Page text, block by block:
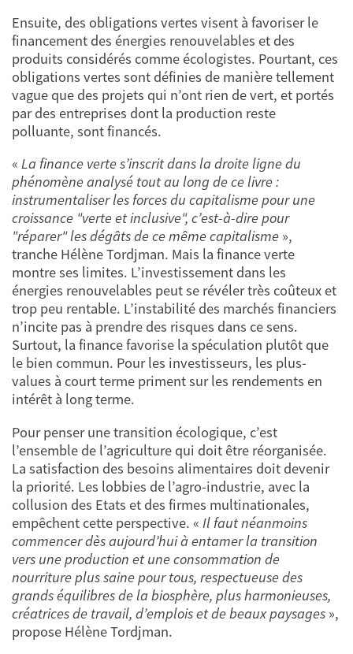
Ensuite, des obligations vertes visent à favoriser le
financement des énergies renouvelables et des
produits considérés comme écologistes. Pourtant, ces
obligations vertes sont définies de manière tellement
vague que des projets qui n’ont rien de vert, et portés
par des entreprises dont la production reste
polluante, sont financés.
« La finance verte s’inscrit dans la droite ligne du
phénomène analysé tout au long de ce livre :
instrumentaliser les forces du capitalisme pour une
croissance "verte et inclusive", c’est-à-dire pour
"réparer" les dégâts de ce même capitalisme »,
tranche Hélène Tordjman. Mais la finance verte
montre ses limites. L’investissement dans les
énergies renouvelables peut se révéler très coûteux et
trop peu rentable. L’instabilité des marchés financiers
n’incite pas à prendre des risques dans ce sens.
Surtout, la finance favorise la spéculation plutôt que
le bien commun. Pour les investisseurs, les plus-
values à court terme priment sur les rendements en
intérêt à long terme.
Pour penser une transition écologique, c’est
l’ensemble de l’agriculture qui doit être réorganisée.
La satisfaction des besoins alimentaires doit devenir
la priorité. Les lobbies de l’agro-industrie, avec la
collusion des Etats et des firmes multinationales,
empêchent cette perspective. « Il faut néanmoins
commencer dès aujourd’hui à entamer la transition
vers une production et une consommation de
nourriture plus saine pour tous, respectueuse des
grands équilibres de la biosphère, plus harmonieuses,
créatrices de travail, d’emplois et de beaux paysages »,
propose Hélène Tordjman.